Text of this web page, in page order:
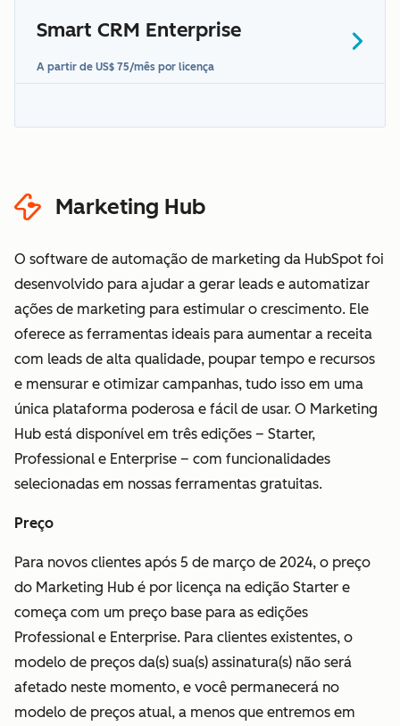
Smart CRM Enterprise
A partir de US$ 75/mês por licença
"Dados
Sensíveis"
Termos de
Marketing Hub
O software de automação de marketing da HubSpot foi
desenvolvido para ajudar a gerar leads e automatizar
ações de marketing para estimular o crescimento. Ele
oferece as ferramentas ideais para aumentar a receita
com leads de alta qualidade, poupar tempo e recursos
e mensurar e otimizar campanhas, tudo isso em uma
única plataforma poderosa e fácil de usar. O Marketing
Hub está disponível em três edições – Starter,
Professional e Enterprise – com funcionalidades
selecionadas em nossas ferramentas gratuitas.
Preço
Para novos clientes após 5 de março de 2024, o preço
do Marketing Hub é por licença na edição Starter e
começa com um preço base para as edições
Professional e Enterprise. Para clientes existentes, o
modelo de preços da(s) sua(s) assinatura(s) não será
afetado neste momento, e você permanecerá no
modelo de preços atual, a menos que entremos em